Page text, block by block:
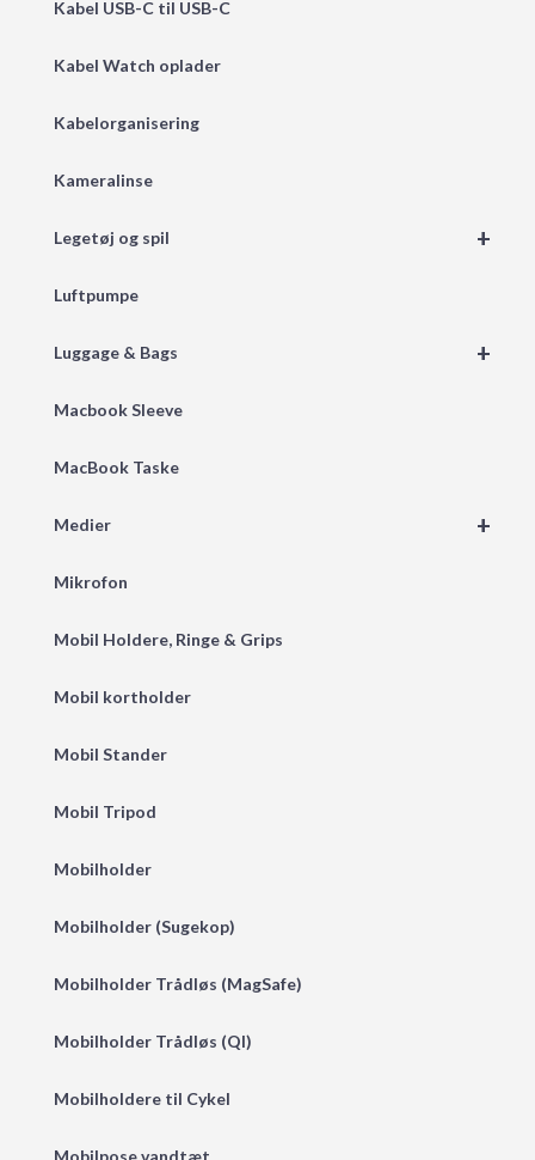
Kabel USB-C til USB-C
Kabel Watch oplader
Kabelorganisering
Kameralinse
+
Legetøj og spil
Luftpumpe
+
Luggage & Bags
Macbook Sleeve
MacBook Taske
+
Medier
Mikrofon
Mobil Holdere, Ringe & Grips
Mobil kortholder
Mobil Stander
Mobil Tripod
Mobilholder
Mobilholder (Sugekop)
Mobilholder Trådløs (MagSafe)
Mobilholder Trådløs (QI)
Mobilholdere til Cykel